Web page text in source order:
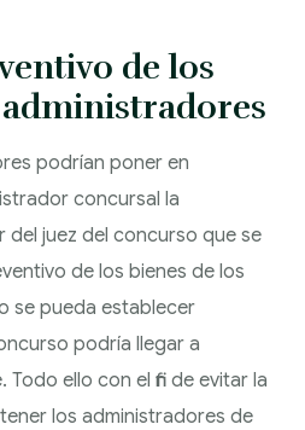
de los
podrían poner en
concursal la
del juez del concurso que se
de los bienes de los
se pueda establecer
podría llegar a
Todo ello con el fin de evitar la
los administradores de